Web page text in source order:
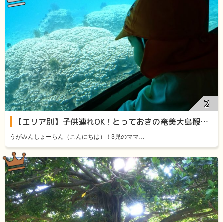
【エリア別】子供連れOK！とっておきの奄美大島観光スポット11選
うがみんしょーらん（こんにちは）！3児のママ…